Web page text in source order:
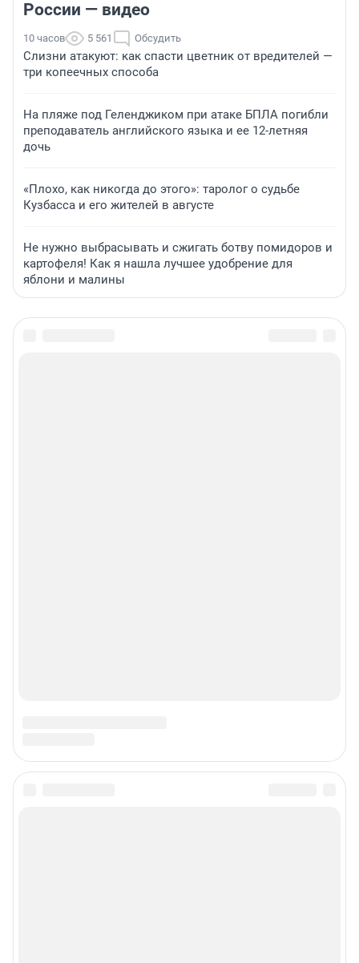
России — видео
10 часов 5 561 Обсудить
Слизни атакуют: как спасти цветник от вредителей —
три копеечных способа
На пляже под Геленджиком при атаке БПЛА погибли
преподаватель английского языка и ее 12-летняя
дочь
«Плохо, как никогда до этого»: таролог о судьбе
Кузбасса и его жителей в августе
Не нужно выбрасывать и сжигать ботву помидоров и
картофеля! Как я нашла лучшее удобрение для
яблони и малины